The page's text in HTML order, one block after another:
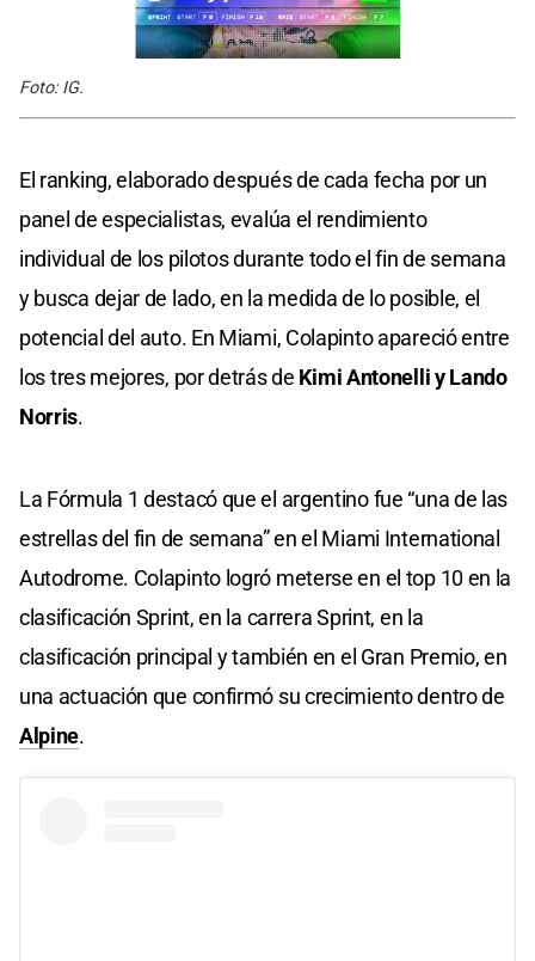
Foto: IG.
El ranking, elaborado después de cada fecha por un
panel de especialistas, evalúa el rendimiento
individual de los pilotos durante todo el fin de semana
y busca dejar de lado, en la medida de lo posible, el
potencial del auto. En Miami, Colapinto apareció entre
los tres mejores, por detrás de Kimi Antonelli y Lando
Norris.
La Fórmula 1 destacó que el argentino fue “una de las
estrellas del fin de semana” en el Miami International
Autodrome. Colapinto logró meterse en el top 10 en la
clasificación Sprint, en la carrera Sprint, en la
clasificación principal y también en el Gran Premio, en
una actuación que confirmó su crecimiento dentro de
Alpine.